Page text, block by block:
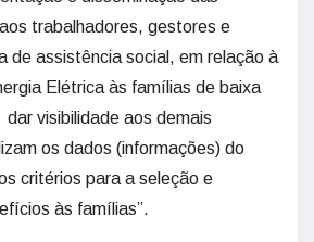
trabalhadores, gestores e
de assistência social, em relação à
Elétrica às famílias de baixa
visibilidade aos demais
os dados (informações) do
critérios para a seleção e
às famílias”.